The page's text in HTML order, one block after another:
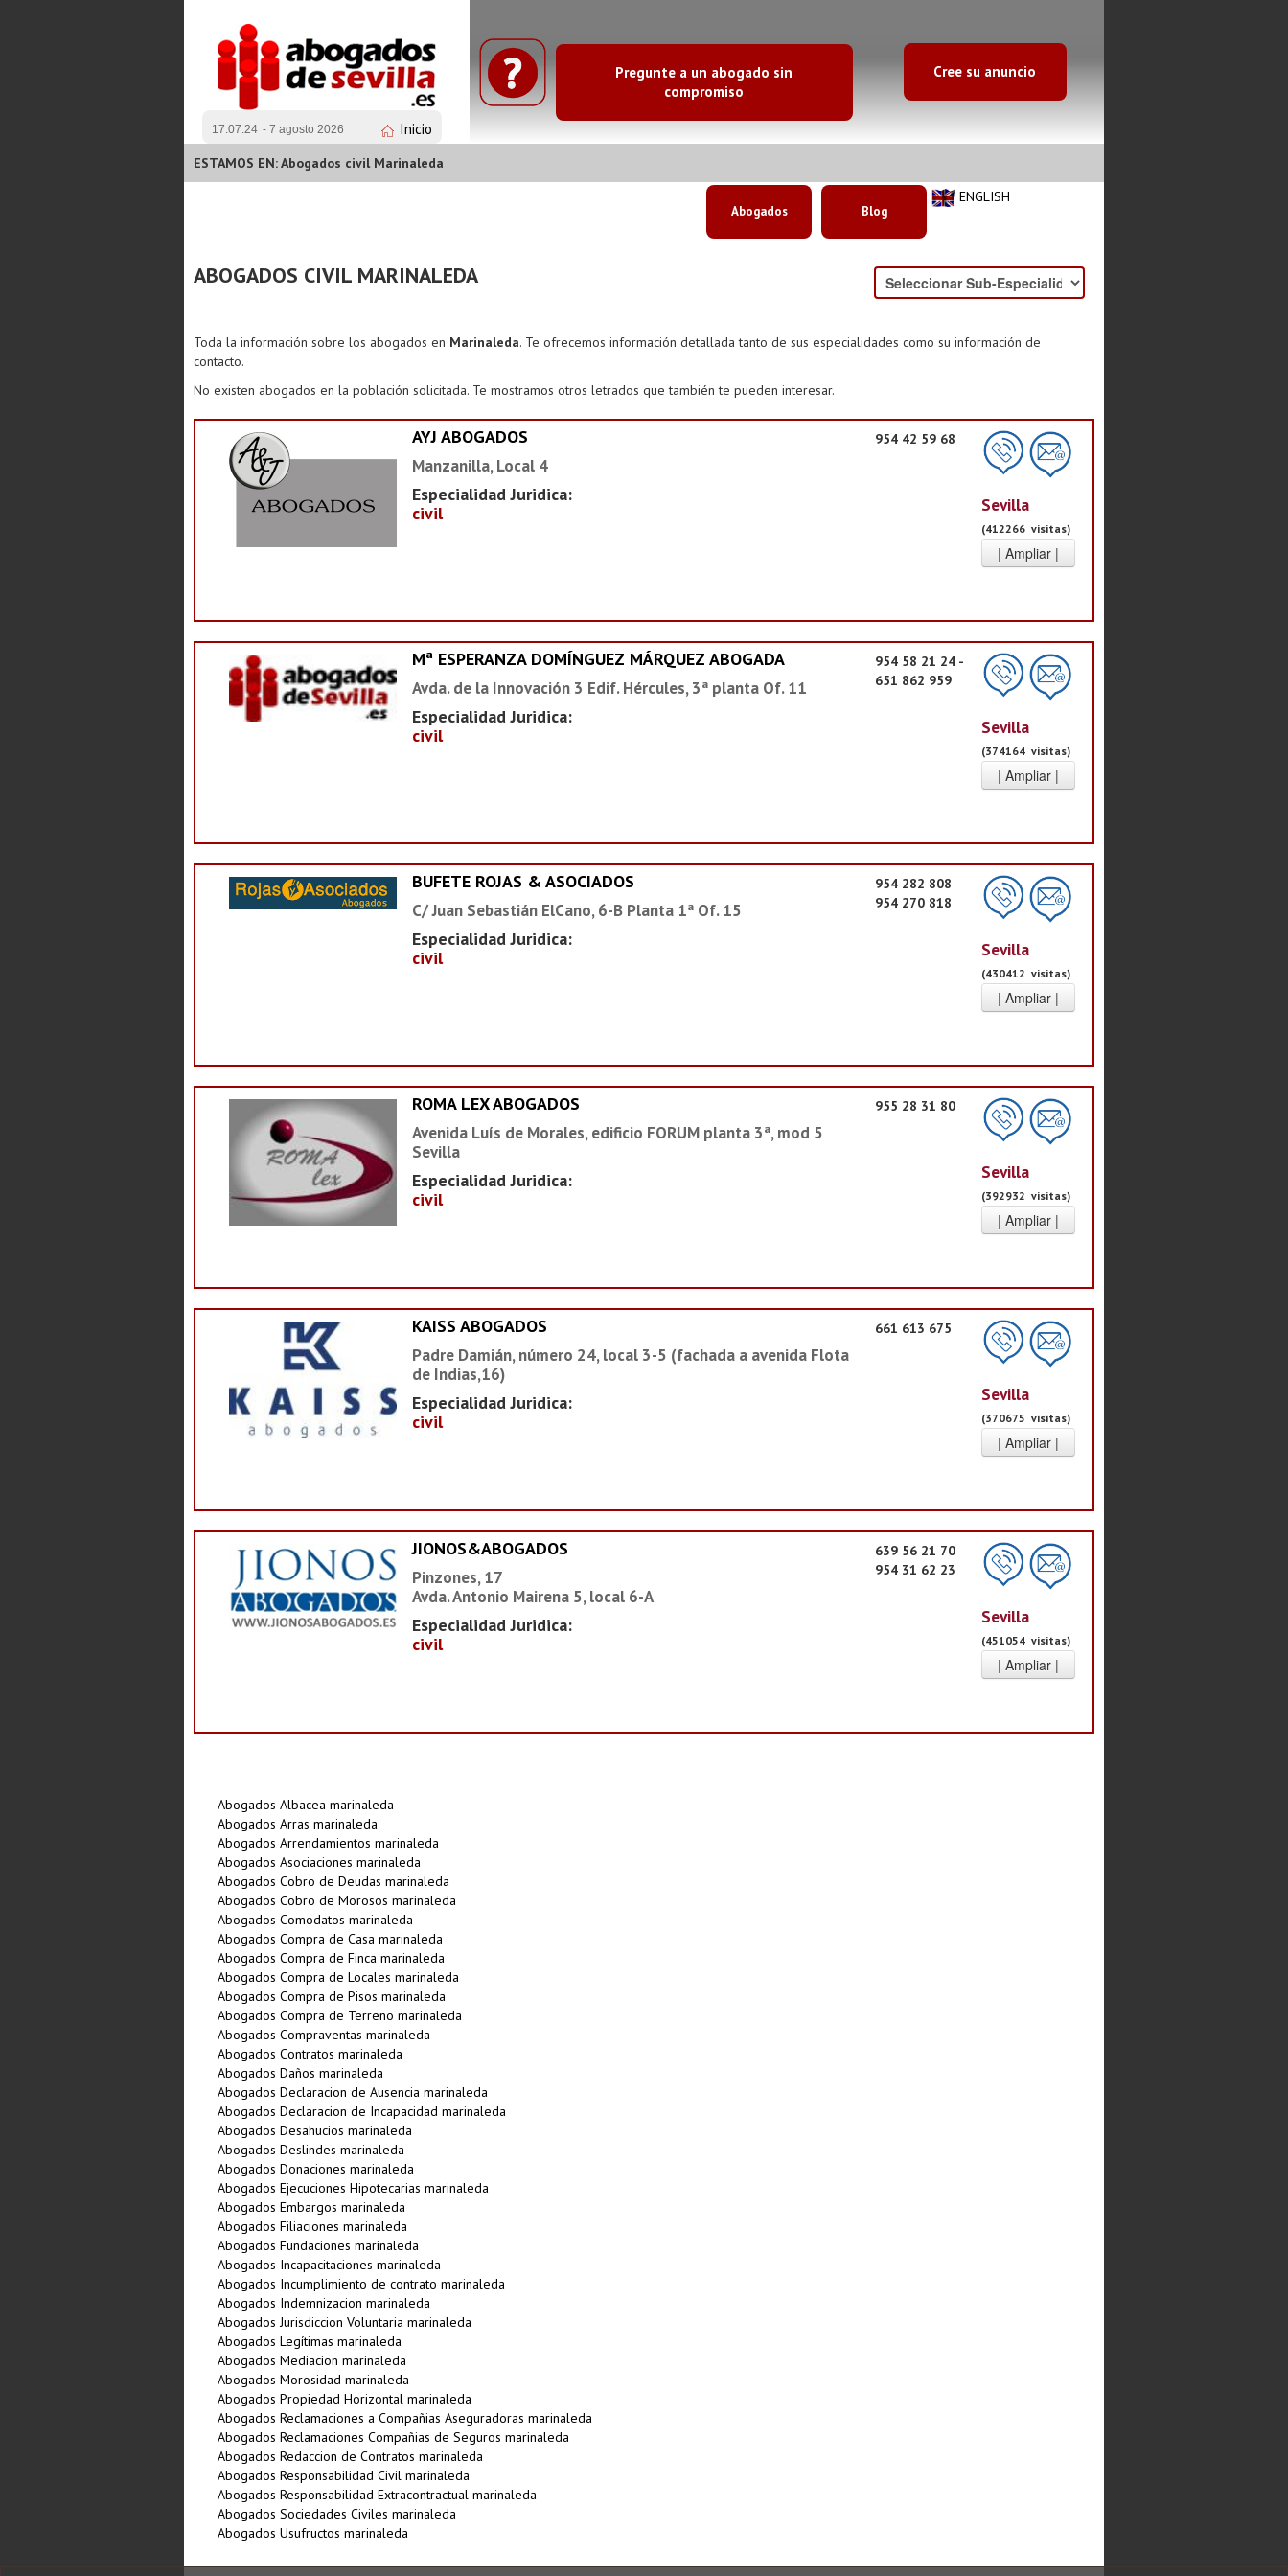
17:07:24 - 7 agosto 2026 Inicio
Pregunte a un abogado sin
compromiso
Cree su anuncio
ESTAMOS EN: Abogados civil Marinaleda
ENGLISH
Abogados Blog
ABOGADOS CIVIL MARINALEDA
Toda la información sobre los abogados en Marinaleda. Te ofrecemos información detallada tanto de sus especialidades como su información de
contacto.
No existen abogados en la población solicitada. Te mostramos otros letrados que también te pueden interesar.
AYJ ABOGADOS
Manzanilla, Local 4
Especialidad Juridica:
civil
954 42 59 68
Sevilla
(412266 visitas)
Mª ESPERANZA DOMÍNGUEZ MÁRQUEZ ABOGADA
Avda. de la Innovación 3 Edif. Hércules, 3ª planta Of. 11
Especialidad Juridica:
civil
954 58 21 24 -
651 862 959
Sevilla
(374164 visitas)
BUFETE ROJAS & ASOCIADOS
C/ Juan Sebastián ElCano, 6-B Planta 1ª Of. 15
Especialidad Juridica:
civil
954 282 808
954 270 818
Sevilla
(430412 visitas)
ROMA LEX ABOGADOS
Avenida Luís de Morales, edificio FORUM planta 3ª, mod 5
Sevilla
Especialidad Juridica:
civil
955 28 31 80
Sevilla
(392932 visitas)
KAISS ABOGADOS
Padre Damián, número 24, local 3-5 (fachada a avenida Flota
de Indias,16)
Especialidad Juridica:
civil
661 613 675
Sevilla
(370675 visitas)
JIONOS&ABOGADOS
Pinzones, 17
Avda. Antonio Mairena 5, local 6-A
Especialidad Juridica:
civil
639 56 21 70
954 31 62 23
Sevilla
(451054 visitas)
Abogados Albacea marinaleda
Abogados Arras marinaleda
Abogados Arrendamientos marinaleda
Abogados Asociaciones marinaleda
Abogados Cobro de Deudas marinaleda
Abogados Cobro de Morosos marinaleda
Abogados Comodatos marinaleda
Abogados Compra de Casa marinaleda
Abogados Compra de Finca marinaleda
Abogados Compra de Locales marinaleda
Abogados Compra de Pisos marinaleda
Abogados Compra de Terreno marinaleda
Abogados Compraventas marinaleda
Abogados Contratos marinaleda
Abogados Daños marinaleda
Abogados Declaracion de Ausencia marinaleda
Abogados Declaracion de Incapacidad marinaleda
Abogados Desahucios marinaleda
Abogados Deslindes marinaleda
Abogados Donaciones marinaleda
Abogados Ejecuciones Hipotecarias marinaleda
Abogados Embargos marinaleda
Abogados Filiaciones marinaleda
Abogados Fundaciones marinaleda
Abogados Incapacitaciones marinaleda
Abogados Incumplimiento de contrato marinaleda
Abogados Indemnizacion marinaleda
Abogados Jurisdiccion Voluntaria marinaleda
Abogados Legí­timas marinaleda
Abogados Mediacion marinaleda
Abogados Morosidad marinaleda
Abogados Propiedad Horizontal marinaleda
Abogados Reclamaciones a Compañias Aseguradoras marinaleda
Abogados Reclamaciones Compañias de Seguros marinaleda
Abogados Redaccion de Contratos marinaleda
Abogados Responsabilidad Civil marinaleda
Abogados Responsabilidad Extracontractual marinaleda
Abogados Sociedades Civiles marinaleda
Abogados Usufructos marinaleda